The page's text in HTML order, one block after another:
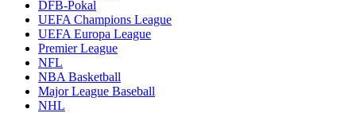
DFB-Pokal
UEFA Champions League
UEFA Europa League
Premier League
NFL
NBA Basketball
Major League Baseball
NHL